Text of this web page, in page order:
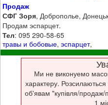
Продаж
СФГ Зоря, Доброполье,
Продам эспарцет.
Тел: 095 290-58-65
травы и бобовые,эспарцет,
Ми не виконуемо
характеру. Розсилаються
об'явам "купівля/продаж/
1